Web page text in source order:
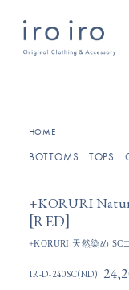
HOME
BOTTOMS TOPS
]
+KORURI
[RED]
+KORURI 天然染め SC
IR-D-240SC(ND)